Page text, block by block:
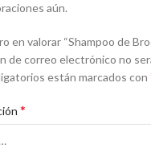
aún.
en valorar “Shampoo de
de correo electrónico no
están marcados con
*